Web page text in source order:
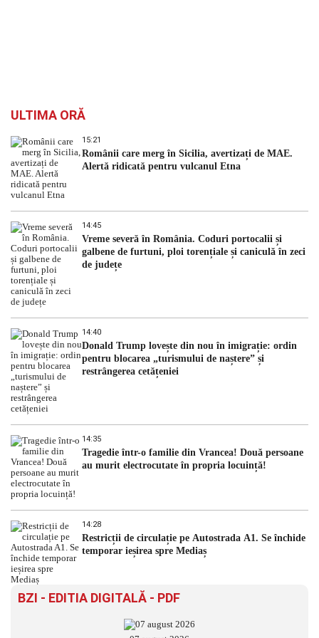
ULTIMA ORĂ
15:21
Românii care merg în Sicilia, avertizați de MAE.
Alertă ridicată pentru vulcanul Etna
14:45
Vreme severă în România. Coduri portocalii și
galbene de furtuni, ploi torențiale și caniculă în zeci
de județe
14:40
Donald Trump lovește din nou în imigrație: ordin
pentru blocarea „turismului de naștere” și
restrângerea cetățeniei
14:35
Tragedie într-o familie din Vrancea! Două persoane
au murit electrocutate în propria locuință!
14:28
Restricții de circulație pe Autostrada A1. Se închide
temporar ieșirea spre Mediaș
BZI - EDITIA DIGITALĂ - PDF